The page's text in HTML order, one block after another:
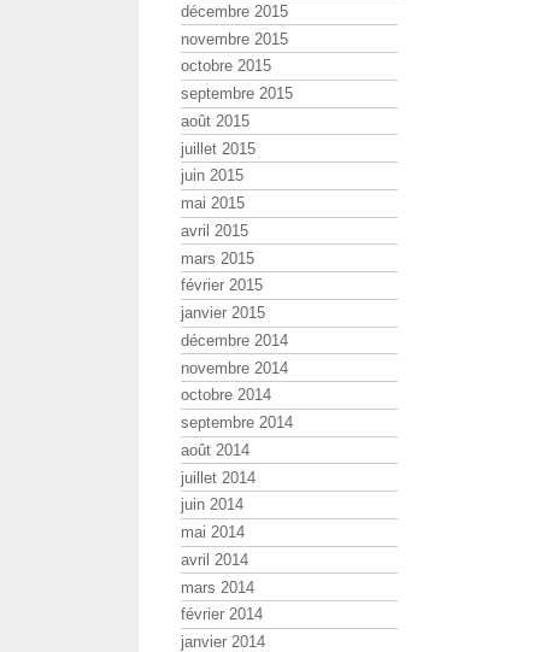
décembre 2015
novembre 2015
octobre 2015
septembre 2015
août 2015
juillet 2015
juin 2015
mai 2015
avril 2015
mars 2015
février 2015
janvier 2015
décembre 2014
novembre 2014
octobre 2014
septembre 2014
août 2014
juillet 2014
juin 2014
mai 2014
avril 2014
mars 2014
février 2014
janvier 2014